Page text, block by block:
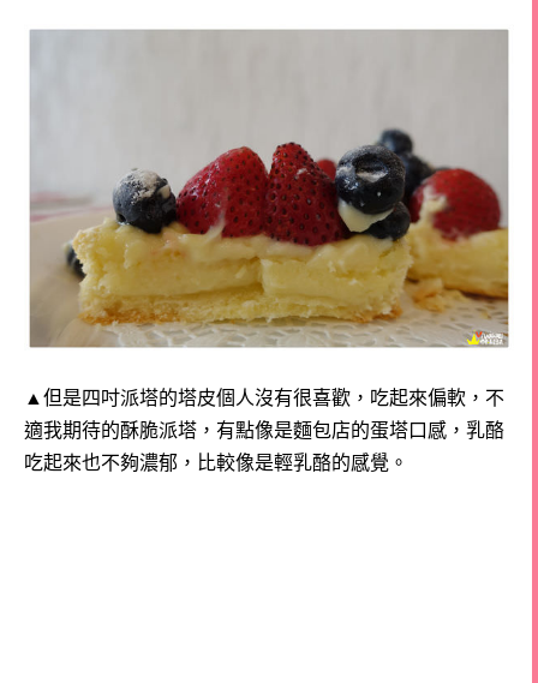
▲但是四吋派塔的塔皮個人沒有很喜歡，吃起來偏軟，不
適我期待的酥脆派塔， 有點像是麵包店的蛋塔口感，乳酪
吃起來也不夠濃郁，比較像是輕乳酪的感覺。